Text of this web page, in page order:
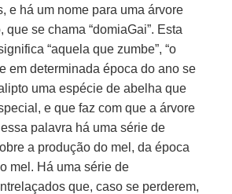
e há um nome para uma árvore
que se chama “domiaGai”. Esta
“aquela que zumbe”, “o
em determinada época do ano se
uma espécie de abelha que
e que faz com que a árvore
palavra há uma série de
a produção do mel, da época
mel. Há uma série de
que, caso se perderem,